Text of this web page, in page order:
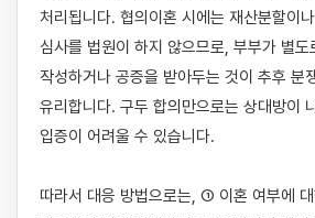
처리됩니다. 협의이혼 시에는 재산분할이
심사를 법원이 하지 않으므로, 부부가 별도
작성하거나 공증을 받아두는 것이 추후 분
유리합니다. 구두 합의만으로는 상대방이
입증이 어려울 수 있습니다.
따라서 대응 방법으로는, ① 이혼 여부에